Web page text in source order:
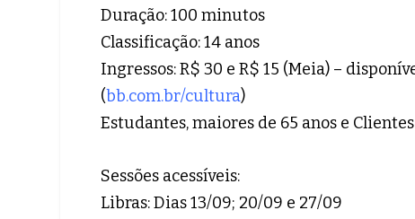
Duração: 100 minutos
Classificação: 14 anos
Ingressos: R$ 30 e R$ 15 (Meia) –
(bb.com.br/cultura)
Estudantes, maiores de 65 anos e
Sessões acessíveis:
Libras: Dias 13/09; 20/09 e 27/09